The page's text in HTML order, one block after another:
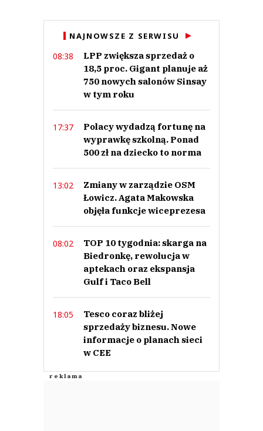
NAJNOWSZE Z SERWISU
08:38
LPP zwiększa sprzedaż o
18,5 proc. Gigant planuje aż
750 nowych salonów Sinsay
w tym roku
17:37
Polacy wydadzą fortunę na
wyprawkę szkolną. Ponad
500 zł na dziecko to norma
13:02
Zmiany w zarządzie OSM
Łowicz. Agata Makowska
objęła funkcje wiceprezesa
08:02
TOP 10 tygodnia: skarga na
Biedronkę, rewolucja w
aptekach oraz ekspansja
Gulf i Taco Bell
18:05
Tesco coraz bliżej
sprzedaży biznesu. Nowe
informacje o planach sieci
w CEE